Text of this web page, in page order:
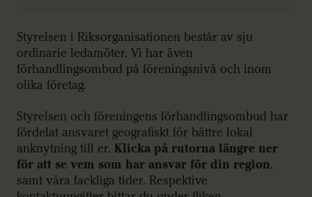
Styrelsen i Riksorganisationen består av sju
ordinarie ledamöter. Vi har även
förhandlingsombud på föreningsnivå och inom
olika företag.
Styrelsen och föreningens förhandlingsombud har
fördelat ansvaret geografiskt för bättre lokal
anknytning till er. Klicka på rutorna längre ner
för att se vem som har ansvar för din region,
samt våra fackliga tider. Respektive